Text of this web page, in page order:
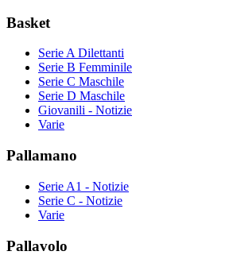
Basket
Serie A Dilettanti
Serie B Femminile
Serie C Maschile
Serie D Maschile
Giovanili - Notizie
Varie
Pallamano
Serie A1 - Notizie
Serie C - Notizie
Varie
Pallavolo